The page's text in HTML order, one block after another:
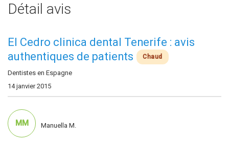
Détail avis
El Cedro clinica dental Tenerife : avis
authentiques de patients
Chaud
Dentistes en Espagne
14 janvier 2015
MM Manuella M.